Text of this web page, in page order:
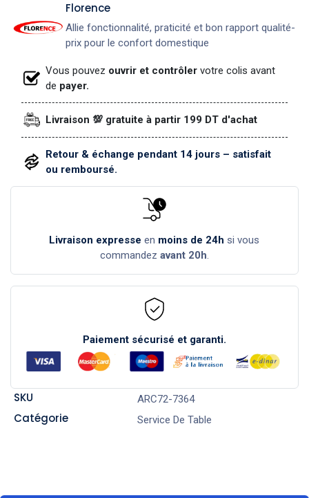
​Florence
Allie fonctionnalité, praticité et bon rapport qualité-
prix pour le confort domestique
Vous pouvez ouvrir et contrôler votre colis avant
de payer.
Livraison 💯 gratuite à partir 199 DT d'achat
Retour & échange pendant 14 jours – satisfait
ou remboursé.
Livraison expresse en moins de 24h si vous
commandez avant 20h.
Paiement sécurisé et garanti.
SKU ARC72-7364
Catégorie Service De Table